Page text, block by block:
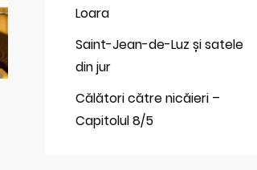
Loara
Saint-Jean-de-Luz și satele
din jur
Călători către nicăieri –
Capitolul 8/5